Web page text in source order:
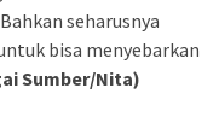
seharusnya
bisa menyebarkan
Sumber/Nita)